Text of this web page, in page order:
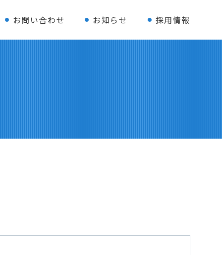
お問い合わせ お知らせ 採用情報